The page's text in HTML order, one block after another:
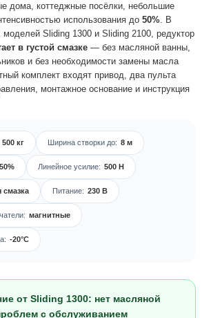
дома, коттеджные посёлки, небольшие
использования до 50%. В
моделей Sliding 1300 и Sliding 2100, редуктор
в густой смазке — без масляной ванны,
и без необходимости замены масла
комплект входят привод, два пульта
монтажное основание и инструкция
500 кг Ширина створки до: 8 м
50% Линейное усилие: 500 Н
смазка Питание: 230 В
магнитные
-20°C
от Sliding 1300: нет масляной
с обслуживанием